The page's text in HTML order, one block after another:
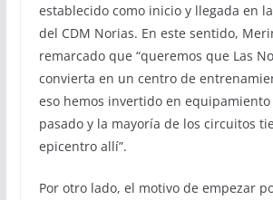
establecido como inicio y llegada en
del CDM Norias. En este sentido,
remarcado que “queremos que Las
convierta en un centro de
eso hemos invertido en equipamiento
pasado y la mayoría de los circuitos
epicentro allí”.
Por otro lado, el motivo de empezar